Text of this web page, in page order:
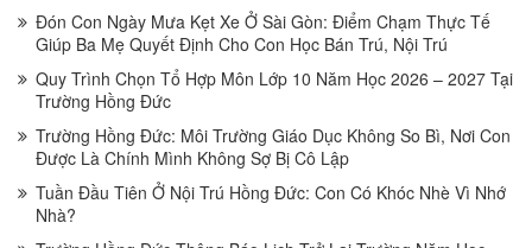
Đón Con Ngày Mưa Kẹt Xe Ở Sài Gòn: Điểm Chạm Thực Tế
Giúp Ba Mẹ Quyết Định Cho Con Học Bán Trú, Nội Trú
Quy Trình Chọn Tổ Hợp Môn Lớp 10 Năm Học 2026 – 2027 Tại
Trường Hồng Đức
Trường Hồng Đức: Môi Trường Giáo Dục Không So Bì, Nơi Con
Được Là Chính Mình Không Sợ Bị Cô Lập
Tuần Đầu Tiên Ở Nội Trú Hồng Đức: Con Có Khóc Nhè Vì Nhớ
Nhà?